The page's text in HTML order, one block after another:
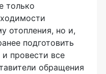
только
отопления, но и,
подготовить
провести все
обращения